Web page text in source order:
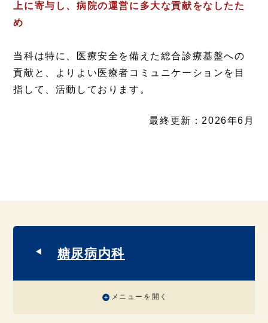
上に寄与し、病院の運営に多大な貢献をなしたた
め
当科は特に、医療安全を備えた総合診療基盤への
貢献と、よりよい医療者コミュニケーションを目
指して、活動しております。
最終更新：2026年6月
糖尿病内科
メニューを開く